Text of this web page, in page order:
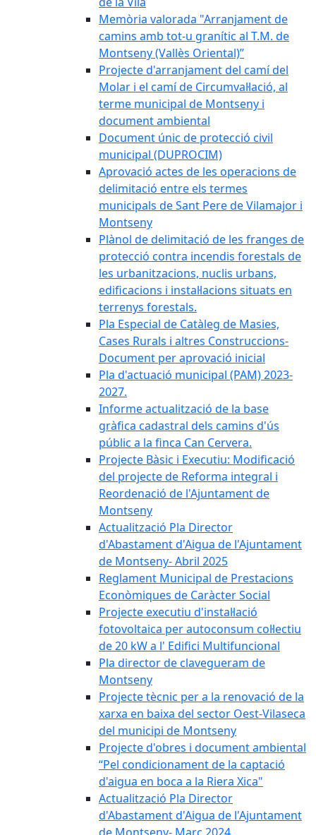
Memòria valorada "Arranjament de
camins amb tot-u granític al T.M. de
Montseny (Vallès Oriental)”
Projecte d'arranjament del camí del
Molar i el camí de Circumval·lació, al
terme municipal de Montseny i
document ambiental
Document únic de protecció civil
municipal (DUPROCIM)
Aprovació actes de les operacions de
delimitació entre els termes
municipals de Sant Pere de Vilamajor i
Montseny
Plànol de delimitació de les franges de
protecció contra incendis forestals de
les urbanitzacions, nuclis urbans,
edificacions i instal·lacions situats en
terrenys forestals.
Pla Especial de Catàleg de Masies,
Cases Rurals i altres Construccions-
Document per aprovació inicial
Pla d'actuació municipal (PAM) 2023-
2027.
Informe actualització de la base
gràfica cadastral dels camins d'ús
públic a la finca Can Cervera.
Projecte Bàsic i Executiu: Modificació
del projecte de Reforma integral i
Reordenació de l'Ajuntament de
Montseny
Actualització Pla Director
d'Abastament d'Aigua de l'Ajuntament
de Montseny- Abril 2025
Reglament Municipal de Prestacions
Econòmiques de Caràcter Social
Projecte executiu d'instal·lació
fotovoltaica per autoconsum col·lectiu
de 20 kW a l' Edifici Multifuncional
Pla director de clavegueram de
Montseny
Projecte tècnic per a la renovació de la
xarxa en baixa del sector Oest-Vilaseca
del municipi de Montseny
Projecte d'obres i document ambiental
“Pel condicionament de la captació
d'aigua en boca a la Riera Xica"
Actualització Pla Director
d'Abastament d'Aigua de l'Ajuntament